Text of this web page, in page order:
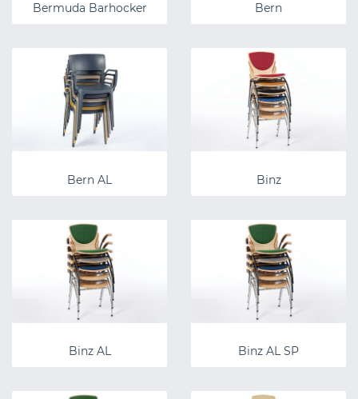
Bermuda Barhocker Bern
Bern AL Binz
Binz AL Binz AL SP